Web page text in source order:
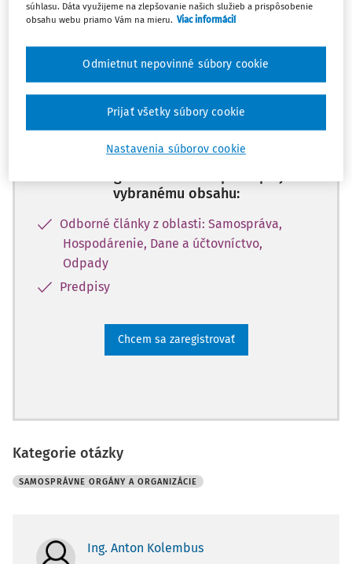
dostupný predplatiteľom portálu.
Odomknite si prístup k odbornému obsahu
a získajte prístup na 10 dní zdarma, stačí
sa zaregistrovať.
vybranému obsahu:
Odborné články z oblasti: Samospráva,
Hospodárenie, Dane a účtovníctvo,
Odpady
Predpisy
Chcem sa zaregistrovať
Kategorie otázky
SAMOSPRÁVNE ORGÁNY A ORGANIZÁCIE
Ing. Anton Kolembus
súhlasu. Dáta využijeme na zlepšovanie našich služieb a prispôsobenie
obsahu webu priamo Vám na mieru. Viac informácií
Nastavenia súborov cookie
Odmietnut nepovinné súbory cookie
Prijať všetky súbory cookie